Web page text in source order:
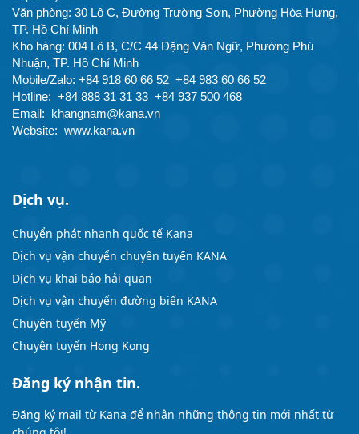
Văn phòng: 30 Lô C, Đường Trường Sơn, Phường Hòa Hưng,
TP. Hồ Chí Minh
Kho hàng: 004 Lô B, C/C 44 Đặng Văn Ngữ, Phường Phú
Nhuận, TP. Hồ Chí Minh
Mobile/Zalo: +84 918 60 66 52  +84 983 60 66 52
Hotline: +84 888 31 31 33  +84 937 500 468
Email:
khangnam@kana.vn
Website: www.kana.vn
Dịch vụ.
Chuyển phát nhanh quốc tế Kana
Dịch vụ vận chuyển chuyên tuyến KANA
Dịch vụ khai báo hải quan
Dịch vụ vận chuyển đường biển KANA
Chuyên tuyến Mỹ
Chuyên tuyến Hong Kong
Đăng ký nhận tin.
Đăng ký mail từ Kana để nhận những thông tin mới nhất từ